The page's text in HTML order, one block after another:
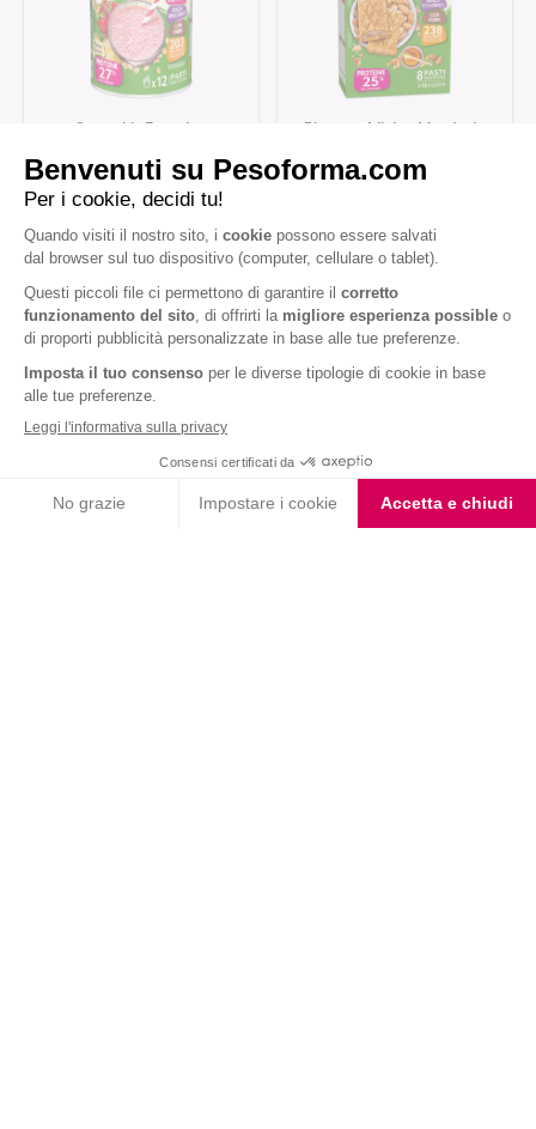
Smoothie Fragola e
Biscotto Miele e Mandorle
Iscriviti alla newsletter
Letta l'informativa privacy, acconsento all'iscrizione alla newsletter